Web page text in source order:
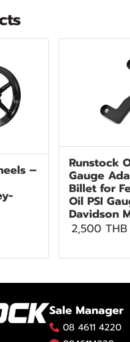
– Runstock
Gauge
Billet for
Oil PSI
Davidson
2,500 THB
Sale Manager
08 4611 4220